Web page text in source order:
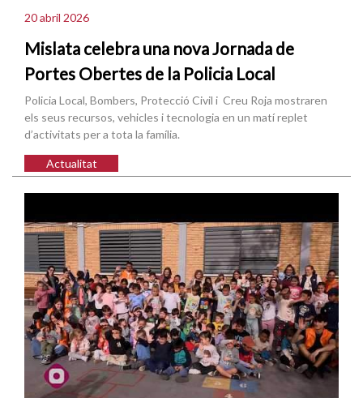
20 abril 2026
Mislata celebra una nova Jornada de
Portes Obertes de la Policia Local
Policia Local, Bombers, Protecció Civil i Creu Roja mostraren
els seus recursos, vehicles i tecnologia en un matí replet
d’activitats per a tota la família.
Actualitat